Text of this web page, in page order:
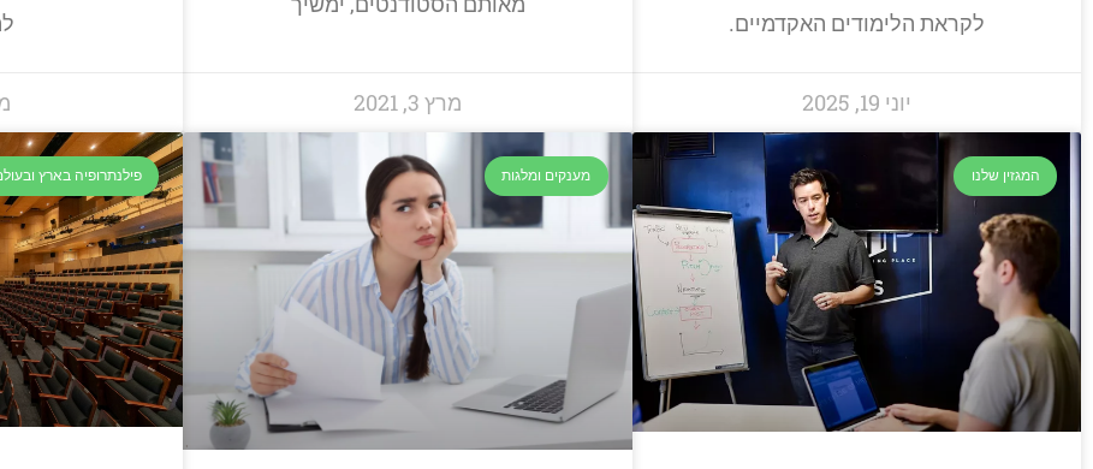
לקראת הלימודים האקדמיים.
יוני 19, 2025 מרץ 3, 2021
המגזין שלנו מענקים ומלגות פילנתרופיה בארץ